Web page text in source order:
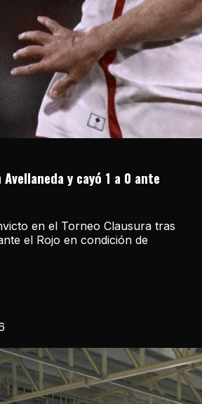
y cayó 1 a 0 ante
en el Torneo Clausura tras
el Rojo en condición de